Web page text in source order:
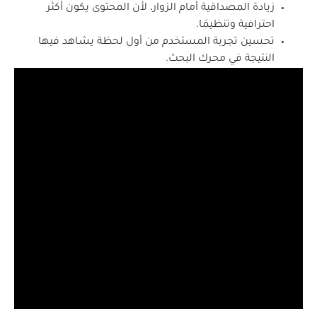
زيادة المصداقية أمام الزوار، لأن المحتوى يكون أكثر
احترافية وتنظيمَا.
تحسين تجربة المستخدم من أول لحظة يشاهد فيها
النتيجة في محرك البحث.